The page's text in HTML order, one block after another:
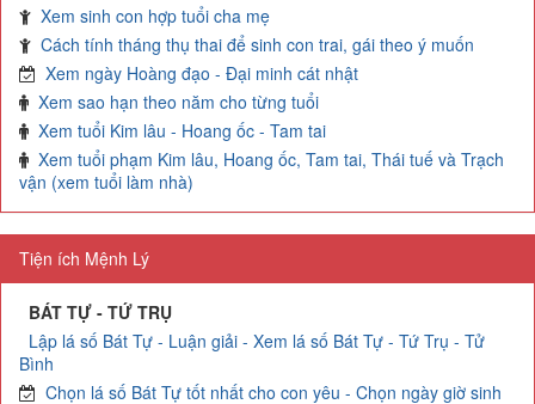
Xem sinh con hợp tuổi cha mẹ
Cách tính tháng thụ thai để sinh con trai, gái theo ý muốn
Xem ngày Hoàng đạo - Đại minh cát nhật
Xem sao hạn theo năm cho từng tuổi
Xem tuổi Kim lâu - Hoang ốc - Tam tai
Xem tuổi phạm Kim lâu, Hoang ốc, Tam tai, Thái tuế và Trạch
vận (xem tuổi làm nhà)
Tiện ích Mệnh Lý
BÁT TỰ - TỨ TRỤ
Lập lá số Bát Tự - Luận giải - Xem lá số Bát Tự - Tứ Trụ - Tử
Bình
Chọn lá số Bát Tự tốt nhất cho con yêu - Chọn ngày giờ sinh